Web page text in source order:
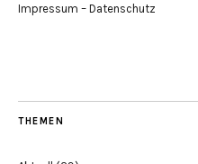
Impressum – Datenschutz
THEMEN